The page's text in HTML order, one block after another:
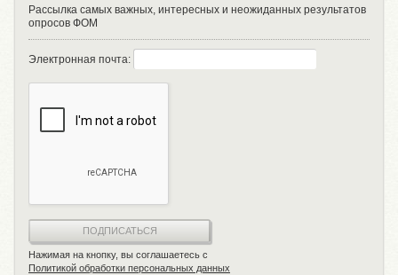
Рассылка самых важных, интересных и неожиданных результатов
опросов ФОМ
Электронная почта:
ПОДПИСАТЬСЯ
Нажимая на кнопку, вы соглашаетесь с
Политикой обработки персональных данных